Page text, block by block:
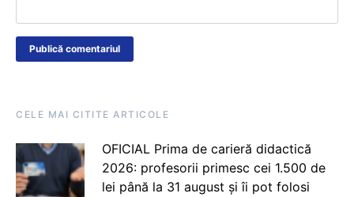
CELE MAI CITITE ARTICOLE
OFICIAL Prima de carieră didactică
2026: profesorii primesc cei 1.500 de
lei până la 31 august și îi pot folosi